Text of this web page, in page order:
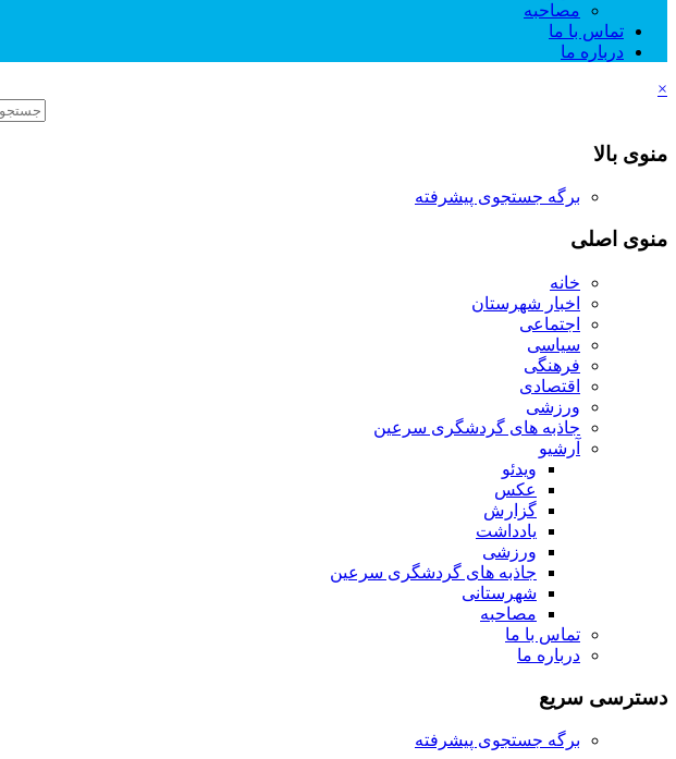
مصاحبه
تماس با ما
درباره ما
×
منوی بالا
برگه جستجوی پیشرفته
منوی اصلی
خانه
اخبار شهرستان
اجتماعی
سیاسی
فرهنگی
اقتصادی
ورزشی
جاذبه های گردشگری سرعین
آرشیو
ویدئو
عکس
گزارش
یادداشت
ورزشی
جاذبه های گردشگری سرعین
شهرستانی
مصاحبه
تماس با ما
درباره ما
دسترسی سریع
برگه جستجوی پیشرفته